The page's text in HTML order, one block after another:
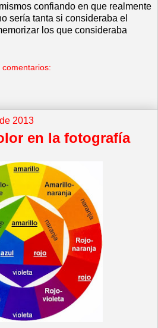
confiando en que realmente
sería tanta si consideraba el
los que consideraba
comentarios:
2013
en la fotografía